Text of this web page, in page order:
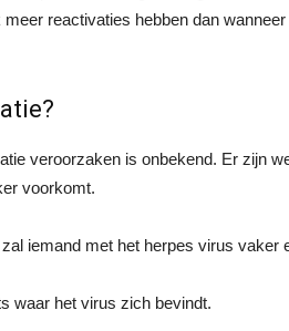
reactivaties hebben dan
veroorzaken is onbekend. Er zijn
voorkomt.
iemand met het herpes virus vaker
waar het virus zich bevindt.